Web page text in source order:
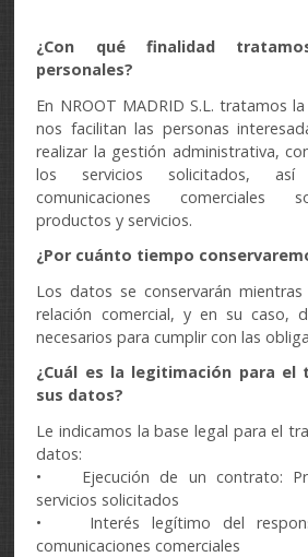
¿Con qué finalidad
personales?
En NROOT MADRID S.L. tratamos
nos facilitan las personas
realizar la gestión administrativa,
los servicios solicitados,
comunicaciones comerciales
productos y servicios.
¿Por cuánto tiempo
Los datos se conservarán
relación comercial, y en su caso,
necesarios para cumplir con las
¿Cuál es la legitimación para el
sus datos?
Le indicamos la base legal para el
datos:
• Ejecución de un contrato:
servicios solicitados
• Interés legítimo del
comunicaciones comerciales